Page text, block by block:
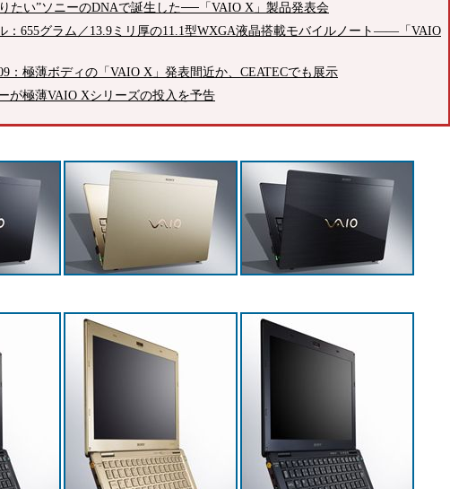
たい”ソニーのDNAで誕生した──「VAIO X」製品発表会
：655グラム／13.9ミリ厚の11.1型WXGA液晶搭載モバイルノート――「VAIO
：極薄ボディの「VAIO X」発表間近か、CEATECでも展示
が極薄VAIO Xシリーズの投入を予告